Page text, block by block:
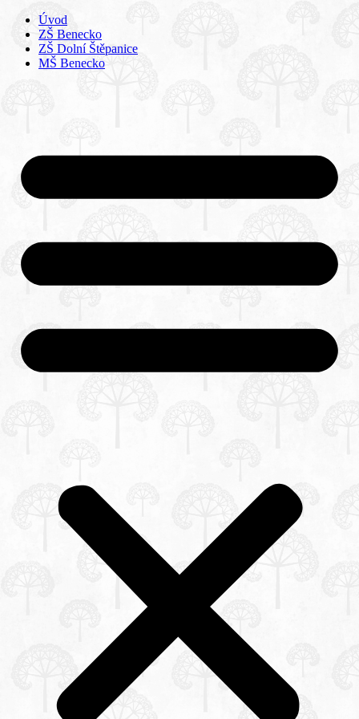
Úvod
ZŠ Benecko
ZŠ Dolní Štěpanice
MŠ Benecko